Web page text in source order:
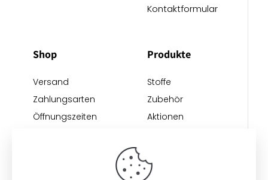
Kontaktformular
Shop
Versand
Zahlungsarten
Öffnungszeiten
Produkte
Stoffe
Zubehör
Aktionen